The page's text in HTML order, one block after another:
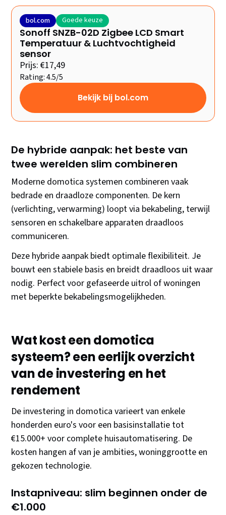
bol.com Goede keuze
Sonoff SNZB-02D Zigbee LCD Smart
Temperatuur & Luchtvochtigheid
sensor
Prijs: €17,49
Rating: 4.5/5
Bekijk bij bol.com
De hybride aanpak: het beste van
twee werelden slim combineren
Moderne domotica systemen combineren vaak
bedrade en draadloze componenten. De kern
(verlichting, verwarming) loopt via bekabeling, terwijl
sensoren en schakelbare apparaten draadloos
communiceren.
Deze hybride aanpak biedt optimale flexibiliteit. Je
bouwt een stabiele basis en breidt draadloos uit waar
nodig. Perfect voor gefaseerde uitrol of woningen
met beperkte bekabelingsmogelijkheden.
Wat kost een domotica
systeem? een eerlijk overzicht
van de investering en het
rendement
De investering in domotica varieert van enkele
honderden euro's voor een basisinstallatie tot
€15.000+ voor complete huisautomatisering. De
kosten hangen af van je ambities, woninggrootte en
gekozen technologie.
Instapniveau: slim beginnen onder de
€1.000